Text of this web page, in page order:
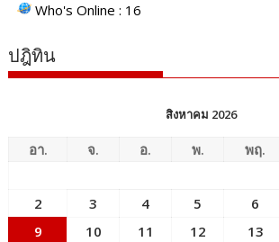
Who's Online : 16
ปฎิทิน
สิงหาคม 2026
อา. จ. อ. พ. พฤ.
2
3 4 5 6
9
10 11 12 13